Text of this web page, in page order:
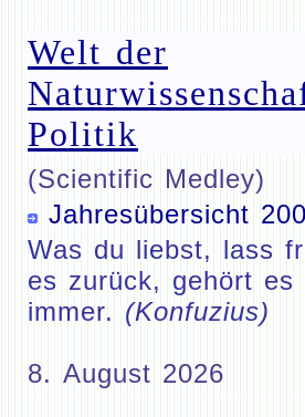
Welt der
Politik
(Scientific Medley)
Jahresübersicht
Was du liebst, lass
es zurück, gehört
immer. (Konfuzius)
8. August 2026